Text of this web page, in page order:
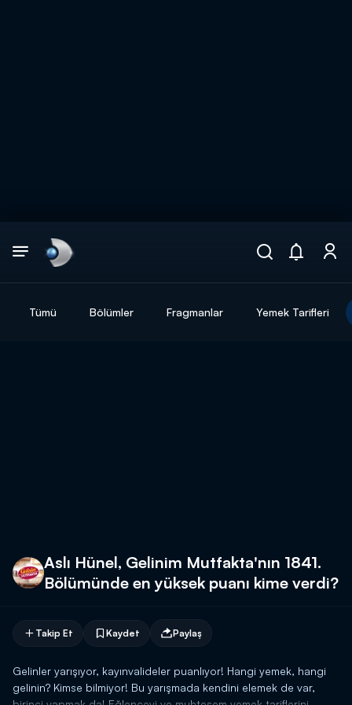
Tümü Bölümler Fragmanlar Yemek Tarifleri
Aslı Hünel, Gelinim Mutfakta'nın 1841.
Bölümünde en yüksek puanı kime verdi?
Takip Et Kaydet Paylaş
Gelinler yarışıyor, kayınvalideler puanlıyor! Hangi yemek, hangi
gelinin? Kimse bilmiyor! Bu yarışmada kendini elemek de var,